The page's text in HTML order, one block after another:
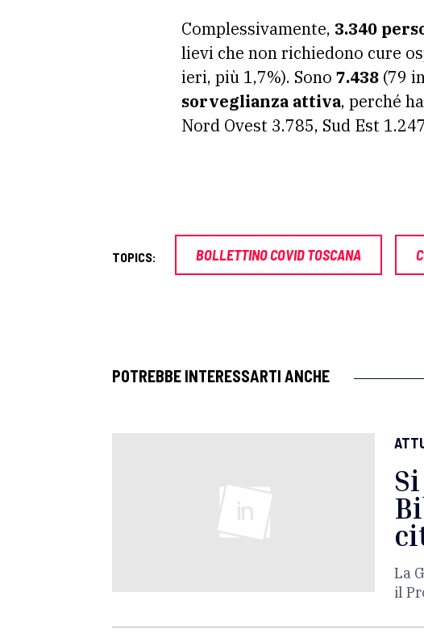
Complessivamente, 3.340
lievi che non richiedono cure
ieri, più 1,7%). Sono 7.438 (79
sorveglianza attiva, perché
Nord Ovest 3.785, Sud Est
TOPICS: BOLLETTINO COVID TOSCANA
POTREBBE INTERESSARTI ANCHE
La
il